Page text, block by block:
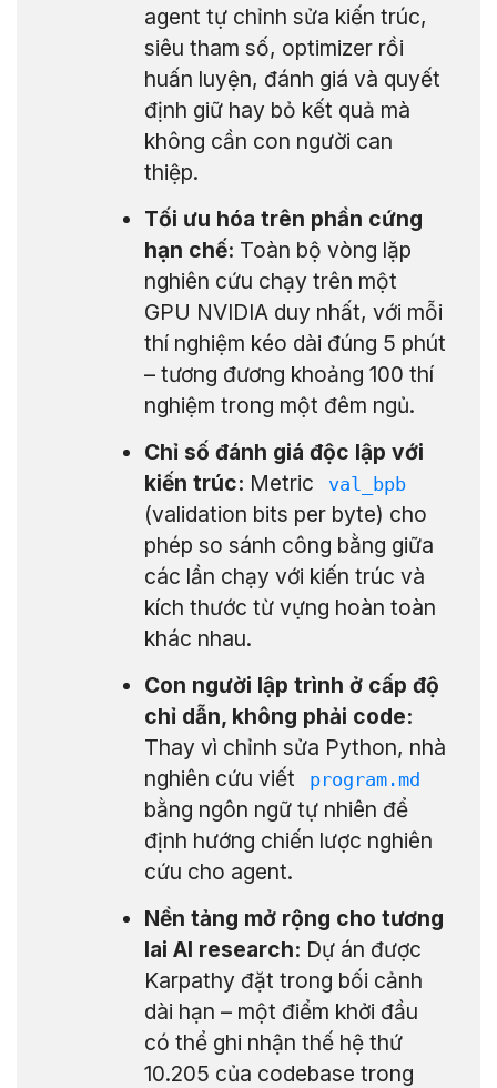
agent tự chỉnh sửa kiến trúc,
siêu tham số, optimizer rồi
huấn luyện, đánh giá và quyết
định giữ hay bỏ kết quả mà
không cần con người can
thiệp.
Tối ưu hóa trên phần cứng
hạn chế: Toàn bộ vòng lặp
nghiên cứu chạy trên một
GPU NVIDIA duy nhất, với mỗi
thí nghiệm kéo dài đúng 5 phút
– tương đương khoảng 100 thí
nghiệm trong một đêm ngủ.
Chỉ số đánh giá độc lập với
kiến trúc: Metric val_bpb
(validation bits per byte) cho
phép so sánh công bằng giữa
các lần chạy với kiến trúc và
kích thước từ vựng hoàn toàn
khác nhau.
Con người lập trình ở cấp độ
chỉ dẫn, không phải code:
Thay vì chỉnh sửa Python, nhà
nghiên cứu viết
program.md
bằng ngôn ngữ tự nhiên để
định hướng chiến lược nghiên
cứu cho agent.
Nền tảng mở rộng cho tương
lai AI research: Dự án được
Karpathy đặt trong bối cảnh
dài hạn – một điểm khởi đầu
có thể ghi nhận thế hệ thứ
10.205 của codebase trong